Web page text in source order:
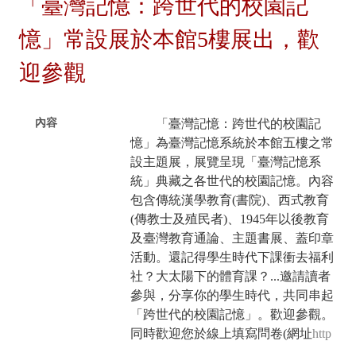
「臺灣記憶：跨世代的校園記
憶」常設展於本館5樓展出，歡
迎參觀
內容
「臺灣記憶：跨世代的校園記
憶」為臺灣記憶系統於本館五樓之常
設主題展，展覽呈現「臺灣記憶系
統」典藏之各世代的校園記憶。內容
包含傳統漢學教育(書院)、西式教育
(傳教士及殖民者)、1945年以後教育
及臺灣教育通論、主題書展、蓋印章
活動。還記得學生時代下課衝去福利
社？大太陽下的體育課？...邀請讀者
參與，分享你的學生時代，共同串起
「跨世代的校園記憶」。歡迎參觀。
同時歡迎您於線上填寫問卷(網址http